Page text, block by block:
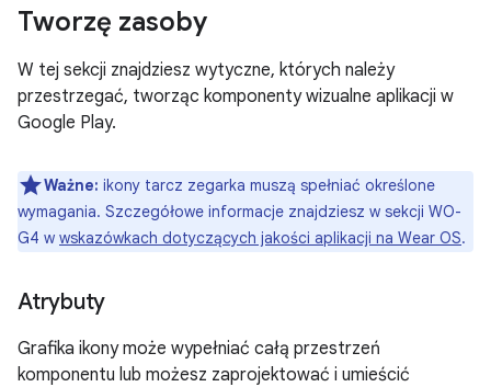
Tworzę zasoby
W tej sekcji znajdziesz wytyczne, których należy
przestrzegać, tworząc komponenty wizualne aplikacji w
Google Play.
Ważne: ikony tarcz zegarka muszą spełniać określone
wymagania. Szczegółowe informacje znajdziesz w sekcji WO-
G4 w wskazówkach dotyczących jakości aplikacji na Wear OS.
Atrybuty
Grafika ikony może wypełniać całą przestrzeń
komponentu lub możesz zaprojektować i umieścić